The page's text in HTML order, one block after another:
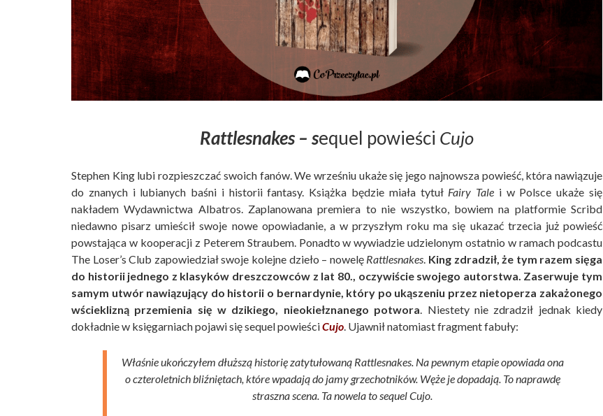
Rattlesnakes – sequel powieści Cujo
Stephen King lubi rozpieszczać swoich fanów. We wrześniu ukaże się jego najnowsza powieść, która nawiązuje
do znanych i lubianych baśni i historii fantasy. Książka będzie miała tytuł Fairy Tale i w Polsce ukaże się
nakładem Wydawnictwa Albatros. Zaplanowana premiera to nie wszystko, bowiem na platformie Scribd
niedawno pisarz umieścił swoje nowe opowiadanie, a w przyszłym roku ma się ukazać trzecia już powieść
powstająca w kooperacji z Peterem Straubem. Ponadto w wywiadzie udzielonym ostatnio w ramach podcastu
The Loser’s Club zapowiedział swoje kolejne dzieło – nowelę Rattlesnakes. King zdradził, że tym razem sięga
do historii jednego z klasyków dreszczowców z lat 80., oczywiście swojego autorstwa. Zaserwuje tym
samym utwór nawiązujący do historii o bernardynie, który po ukąszeniu przez nietoperza zakażonego
wścieklizną przemienia się w dzikiego, nieokiełznanego potwora. Niestety nie zdradził jednak kiedy
dokładnie w księgarniach pojawi się sequel powieściCujo. Ujawnił natomiast fragment fabuły:
Właśnie ukończyłem dłuższą historię zatytułowaną Rattlesnakes. Na pewnym etapie opowiada ona
o czteroletnich bliźniętach, które wpadają do jamy grzechotników. Węże je dopadają. To naprawdę
straszna scena. Ta nowela to sequel Cujo.